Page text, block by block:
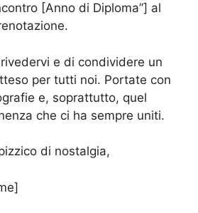
[Anno di Diploma”] al
e di condividere un
per tutti noi. Portate con
e, soprattutto, quel
che ci ha sempre uniti.
di nostalgia,